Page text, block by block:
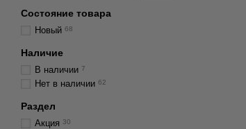
Состояние товара
Новый 68
Наличие
В наличии 7
Нет в наличии 62
Раздел
Акция 30